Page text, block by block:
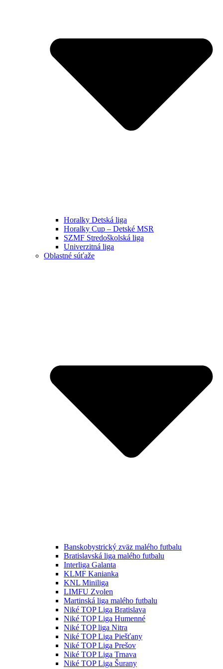
Horalky Detská liga
Horalky Cup – Detské MSR
SZMF Stredoškolská liga
Univerzitná liga
Oblastné súťaže
Banskobystrický zväz malého futbalu
Bratislavská liga malého futbalu
Interliga Galanta
KLMF Kanianka
KNL Miniliga
LIMFU Zvolen
Martinská liga malého futbalu
Niké TOP Liga Bratislava
Niké TOP Liga Humenné
Niké TOP liga Nitra
Niké TOP Liga Piešťany
Niké TOP Liga Prešov
Niké TOP Liga Trnava
Niké TOP Liga Šurany